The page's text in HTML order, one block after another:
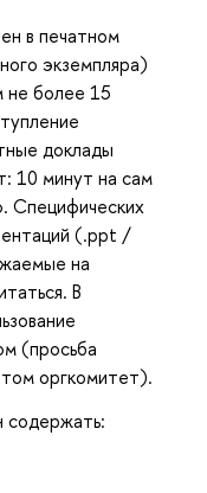
в печатном
экземпляра)
не более 15
доклады
10 минут на сам
Специфических
(.ppt /
на
В
(просьба
оргкомитет).
содержать: